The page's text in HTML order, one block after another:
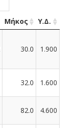
Μήκος
Υ.Δ.
30.0 1.900
32.0 1.600
82.0 4.600